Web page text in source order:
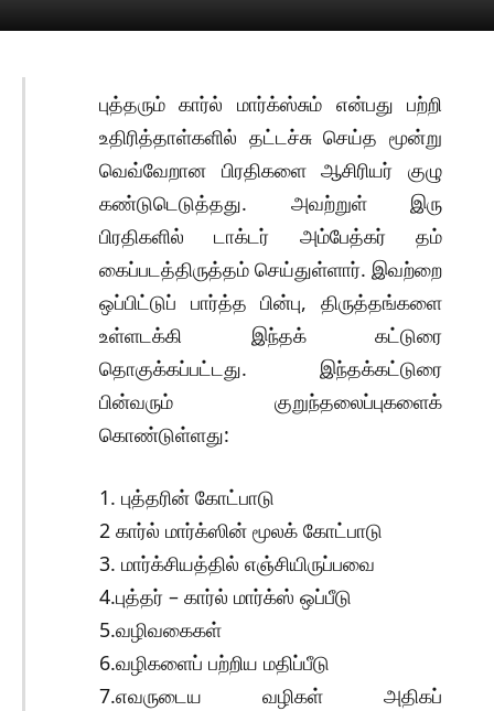
புத்தரும் கார்ல் மார்க்ஸ்சும் என்பது பற்றி
உதிரித்தாள்களில் தட்டச்சு செய்த மூன்று
வெவ்வேறான பிரதிகளை ஆசிரியர் குழு
கண்டுடெடுத்தது. அவற்றுள் இரு
பிரதிகளில் டாக்டர் அம்பேத்கர் தம்
கைப்படத்திருத்தம் செய்துள்ளார். இவற்றை
ஒப்பிட்டுப் பார்த்த பின்பு, திருத்தங்களை
உள்ளடக்கி இந்தக் கட்டுரை
தொகுக்கப்பட்டது. இந்தக்கட்டுரை
பின்வரும் குறுந்தலைப்புகளைக்
கொண்டுள்ளது:
1. புத்தரின் கோட்பாடு
2 கார்ல் மார்க்ஸின் மூலக் கோட்பாடு
3. மார்க்சியத்தில் எஞ்சியிருப்பவை
4.புத்தர் – கார்ல் மார்க்ஸ் ஒப்பீடு
5.வழிவகைகள்
6.வழிகளைப் பற்றிய மதிப்பீடு
7.எவருடைய வழிகள் அதிகப்